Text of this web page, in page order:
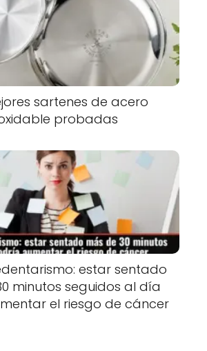
sartenes de acero
probadas
estar sentado
minutos seguidos al día
el riesgo de cáncer